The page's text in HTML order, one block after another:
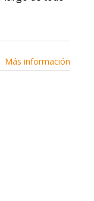
Más información